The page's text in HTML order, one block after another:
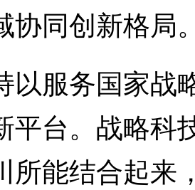
协同创新格局
服务国家战
平台。战略科
所能结合起来